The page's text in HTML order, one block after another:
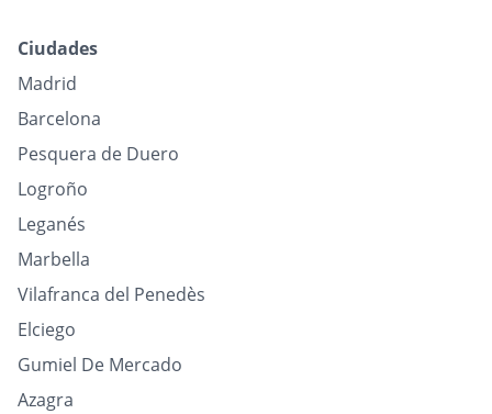
Ciudades
Madrid
Barcelona
Pesquera de Duero
Logroño
Leganés
Marbella
Vilafranca del Penedès
Elciego
Gumiel De Mercado
Azagra